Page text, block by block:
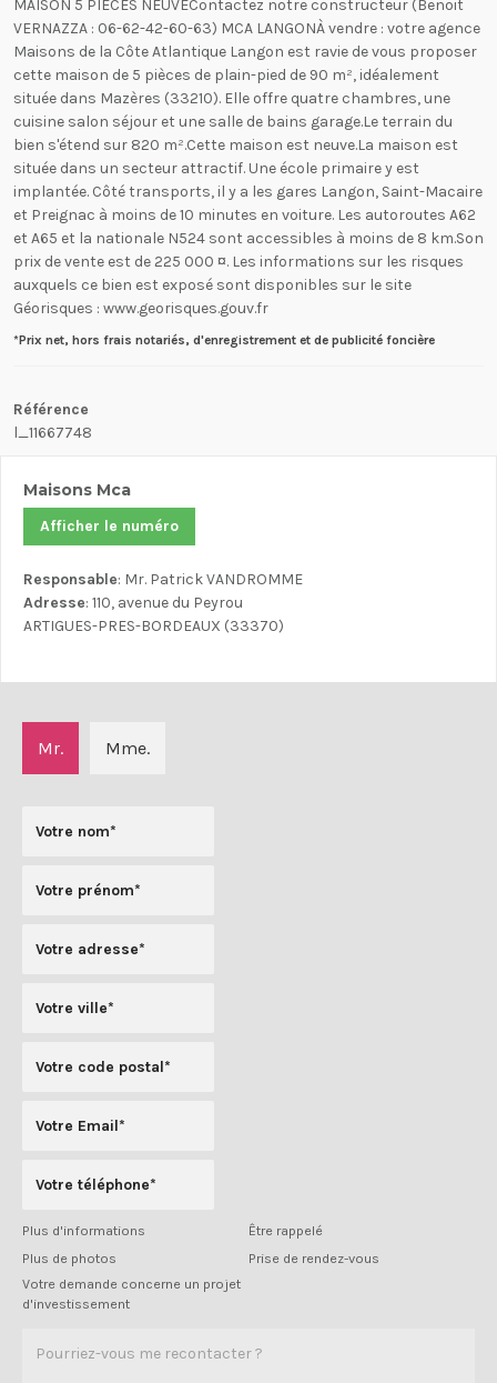
MAISON 5 PIÈCES NEUVEContactez notre constructeur (Benoit
VERNAZZA : 06-62-42-60-63) MCA LANGONÀ vendre : votre agence
Maisons de la Côte Atlantique Langon est ravie de vous proposer
cette maison de 5 pièces de plain-pied de 90 m², idéalement
située dans Mazères (33210). Elle offre quatre chambres, une
cuisine salon séjour et une salle de bains garage.Le terrain du
bien s'étend sur 820 m².Cette maison est neuve.La maison est
située dans un secteur attractif. Une école primaire y est
implantée. Côté transports, il y a les gares Langon, Saint-Macaire
et Preignac à moins de 10 minutes en voiture. Les autoroutes A62
et A65 et la nationale N524 sont accessibles à moins de 8 km.Son
prix de vente est de 225 000 ¤. Les informations sur les risques
auxquels ce bien est exposé sont disponibles sur le site
Géorisques : www.georisques.gouv.fr
*Prix net, hors frais notariés, d'enregistrement et de publicité foncière
Référence
l_11667748
Maisons Mca
Afficher le numéro
Responsable: Mr. Patrick VANDROMME
Adresse: 110, avenue du Peyrou
ARTIGUES-PRES-BORDEAUX (33370)
Mr. Mme.
Plus d'informations
Être rappelé
Plus de photos
Prise de rendez-vous
Votre demande concerne un projet
d'investissement